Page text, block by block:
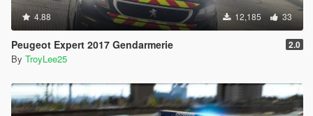
4.88 12,185 33
Peugeot Expert 2017 Gendarmerie 2.0
By TroyLee25